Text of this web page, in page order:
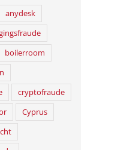
Procederen bij het
anydesk
boilerroom
cryptofraude
Cyprus